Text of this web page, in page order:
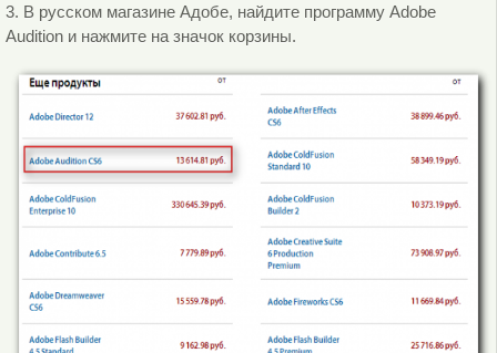
3. В русском магазине Адобе, найдите программу Adobe
Audition и нажмите на значок корзины.